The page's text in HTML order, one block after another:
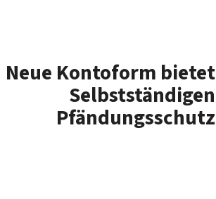
Neue Kontoform bietet
Selbstständigen
Pfändungsschutz